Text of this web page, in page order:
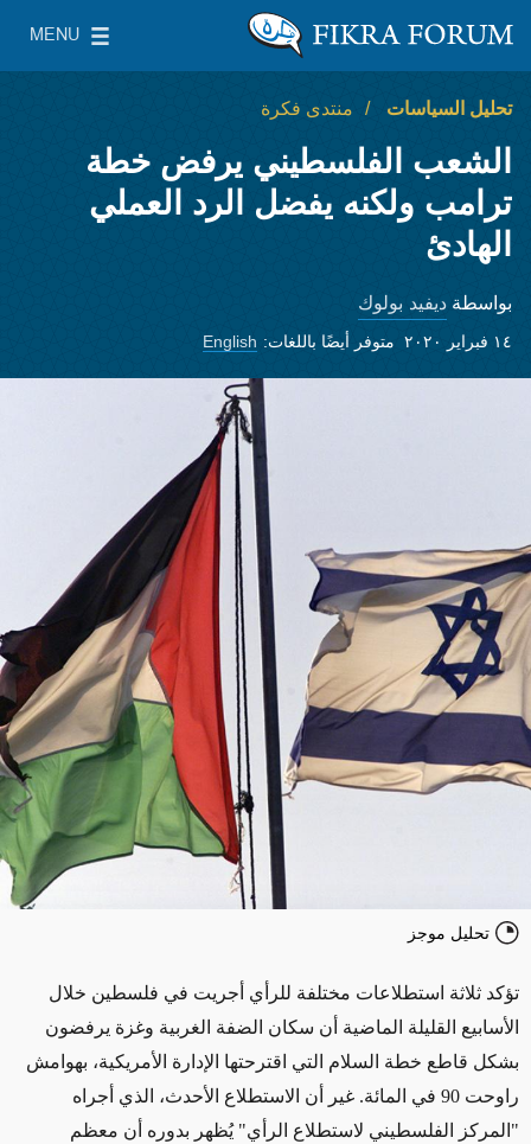
معهد واشنطن لسياسات الشرق الأدنى
MENU
Main Menu
تحليل السياسات منتدى فكرة
الشعب الفلسطيني يرفض خطة
ترامب ولكنه يفضل الرد العملي
الهادئ
بواسطة ديفيد بولوك
١٤ فبراير ٢٠٢٠ متوفر أيضًا باللغات: English
تحليل موجز
تؤكد ثلاثة استطلاعات مختلفة للرأي أجريت في فلسطين خلال
الأسابيع القليلة الماضية أن سكان الضفة الغربية وغزة يرفضون
بشكل قاطع خطة السلام التي اقترحتها الإدارة الأمريكية، بهوامش
راوحت 90 في المائة. غير أن الاستطلاع الأحدث، الذي أجراه
"المركز الفلسطيني لاستطلاع الرأي" يُظهر بدوره أن معظم